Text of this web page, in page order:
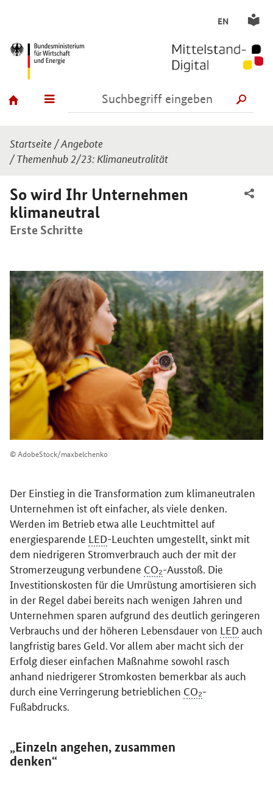
EN
Sie sind hier:
Startseite /Angebote
/Themenhub 2/23: Klimaneutralität
So wird Ihr Unternehmen
klimaneutral
Erste Schritte
© AdobeStock/maxbelchenko
Der Einstieg in die Transformation zum klimaneutralen
Unternehmen ist oft einfacher, als viele denken.
Werden im Betrieb etwa alle Leuchtmittel auf
energiesparende LED-Leuchten umgestellt, sinkt mit
dem niedrigeren Stromverbrauch auch der mit der
Stromerzeugung verbundene CO₂-Ausstoß. Die
Investitionskosten für die Umrüstung amortisieren sich
in der Regel dabei bereits nach wenigen Jahren und
Unternehmen sparen aufgrund des deutlich geringeren
Verbrauchs und der höheren Lebensdauer von LED auch
langfristig bares Geld. Vor allem aber macht sich der
Erfolg dieser einfachen Maßnahme sowohl rasch
anhand niedrigerer Stromkosten bemerkbar als auch
durch eine Verringerung betrieblichen CO₂-
Fußabdrucks.
„Einzeln angehen, zusammen
denken“